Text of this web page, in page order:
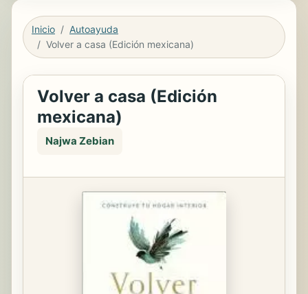
Inicio
Autoayuda
Volver a casa (Edición mexicana)
Volver a casa (Edición
mexicana)
Najwa Zebian